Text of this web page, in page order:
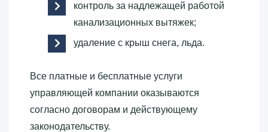
контроль за надлежащей работой
канализационных вытяжек;
удаление с крыш снега, льда.
Все платные и бесплатные услуги
управляющей компании оказываются
согласно договорам и действующему
законодательству.